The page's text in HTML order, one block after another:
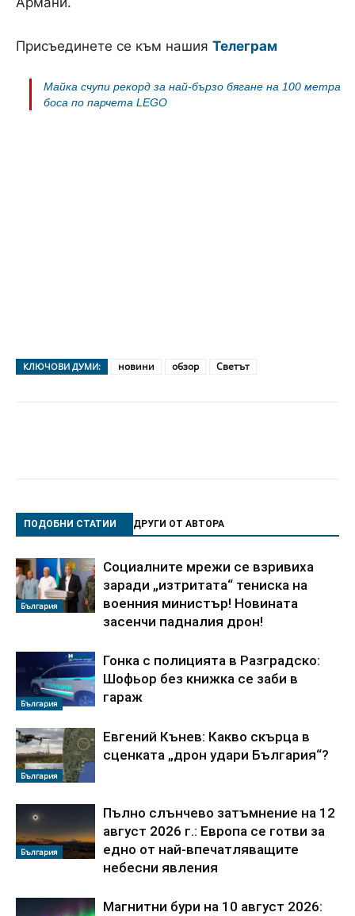
Присъединете се към нашия Телеграм
Майка счупи рекорд за най-бързо бягане на 100 метра
боса по парчета LEGO
КЛЮЧОВИ ДУМИ: новини обзор Светът
ПОДОБНИ СТАТИИ ДРУГИ ОТ АВТОРА
България
Социалните мрежи се взривиха
заради „изтритата“ тениска на
военния министър! Новината
засенчи падналия дрон!
България
Гонка с полицията в Разградско:
Шофьор без книжка се заби в
гараж
България
Евгений Кънев: Какво скърца в
сценката „дрон удари България“?
България
Пълно слънчево затъмнение на 12
август 2026 г.: Европа се готви за
едно от най-впечатляващите
небесни явления
Магнитни бури на 10 август 2026: